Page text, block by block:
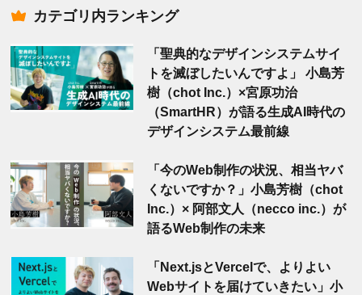
カテゴリ内ランキング
「聖典的なデザインシステムサイ
トを滅ぼしたいんですよ」 小島芳
樹（chot Inc.）×宮原功治
（SmartHR）が語る生成AI時代の
デザインシステム最前線
「今のWeb制作の状況、相当ヤバ
くないですか？」小島芳樹（chot
Inc.）× 阿部文人（necco inc.）が
語るWeb制作の未来
「Next.jsとVercelで、よりよい
Webサイトを届けていきたい」小